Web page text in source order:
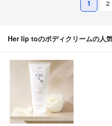
1 2
Her lip toのボディクリームの人